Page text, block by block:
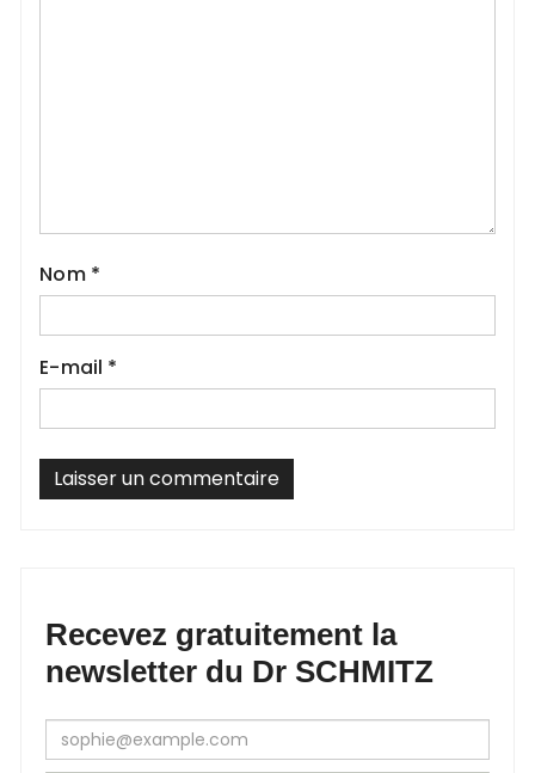
Nom *
E-mail *
Recevez gratuitement la
newsletter du Dr SCHMITZ